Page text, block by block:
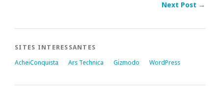
Next Post →
SITES INTERESSANTES
AcheiConquista Ars Technica Gizmodo WordPress